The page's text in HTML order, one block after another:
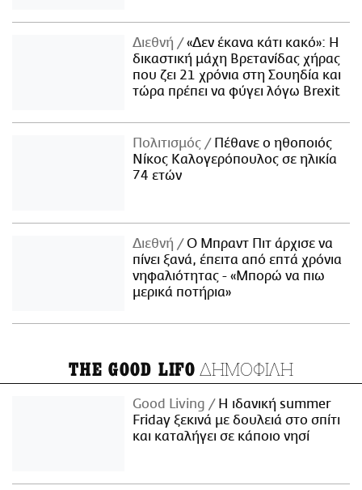
Διεθνή
«Δεν έκανα κάτι κακό»: Η
δικαστική μάχη Βρετανίδας χήρας
που ζει 21 χρόνια στη Σουηδία και
τώρα πρέπει να φύγει λόγω Brexit
Πολιτισμός
Πέθανε ο ηθοποιός
Νίκος Καλογερόπουλος σε ηλικία
74 ετών
Διεθνή
Ο Μπραντ Πιτ άρχισε να
πίνει ξανά, έπειτα από επτά χρόνια
νηφαλιότητας - «Μπορώ να πιω
μερικά ποτήρια»
THE GOOD LIFO ΔΗΜΟΦΙΛΗ
Good Living
Η ιδανική summer
Friday ξεκινά με δουλειά στο σπίτι
και καταλήγει σε κάποιο νησί